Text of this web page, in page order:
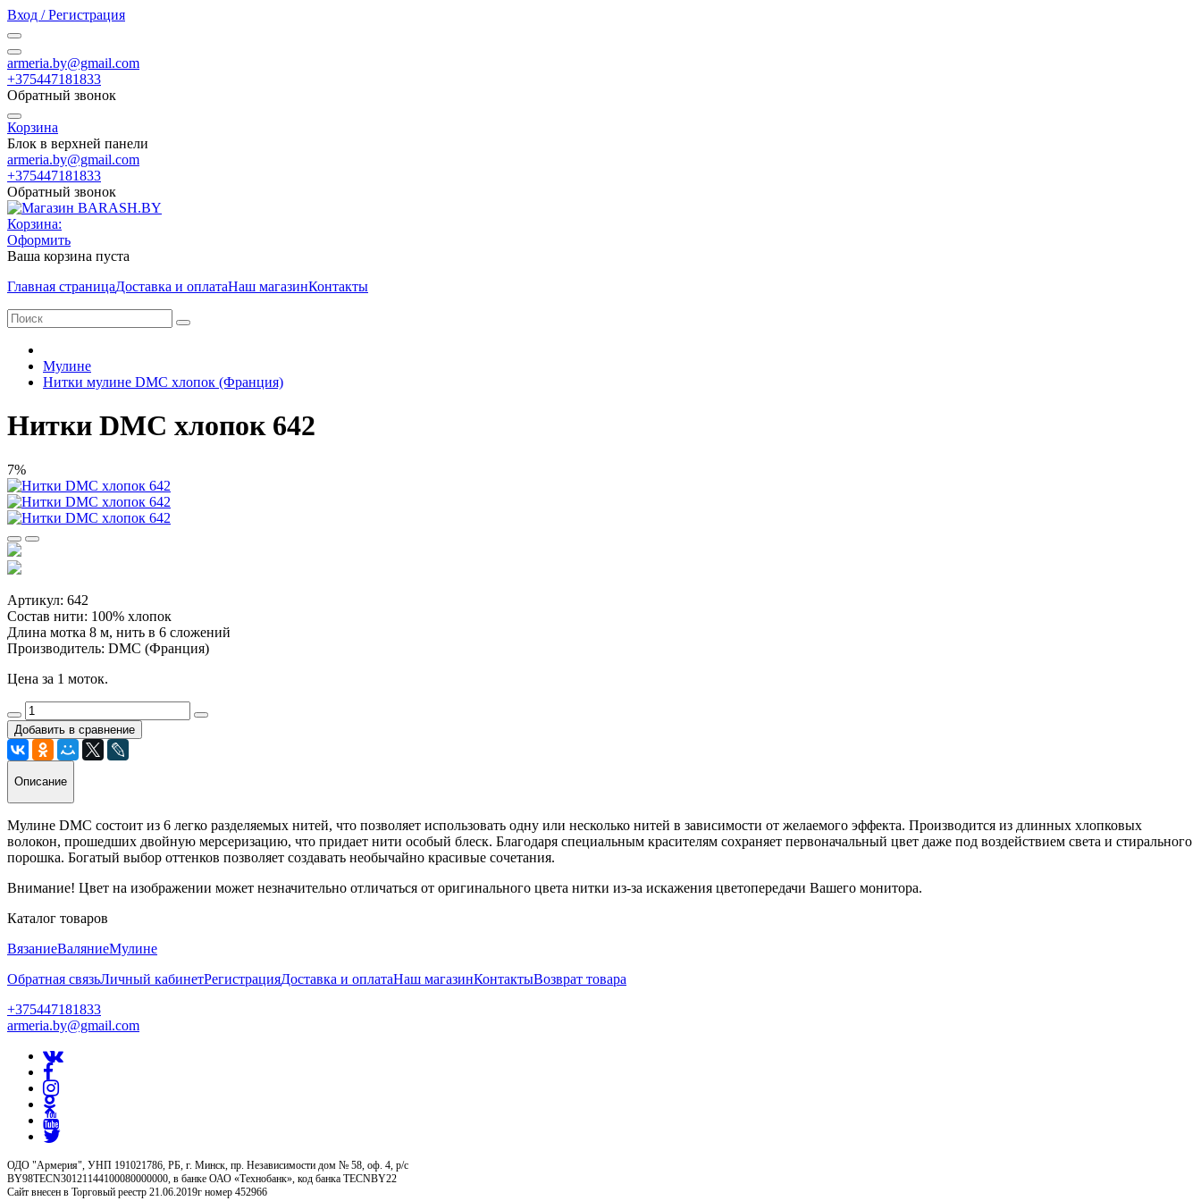
Вход / Регистрация
armeria.by@gmail.com
+375447181833
Обратный звонок
Корзина
Блок в верхней панели
armeria.by@gmail.com
+375447181833
Обратный звонок
Корзина:
Оформить
Ваша корзина пуста
Главная страницаДоставка и оплатаНаш магазинКонтакты
Мулине
Нитки мулине DMC хлопок (Франция)
Нитки DMC хлопок 642
7%
Артикул: 642
Состав нити: 100% хлопок
Длина мотка 8 м, нить в 6 сложений
Производитель: DMC (Франция)
Цена за 1 моток.
Добавить в сравнение
Описание
Мулине DMC состоит из 6 легко разделяемых нитей, что позволяет использовать одну или несколько нитей в зависимости от желаемого эффекта. Производится из длинных хлопковых
волокон, прошедших двойную мерсеризацию, что придает нити особый блеск. Благодаря специальным красителям сохраняет первоначальный цвет даже под воздействием света и стирального
порошка. Богатый выбор оттенков позволяет создавать необычайно красивые сочетания.
Внимание! Цвет на изображении может незначительно отличаться от оригинального цвета нитки из-за искажения цветопередачи Вашего монитора.
Каталог товаров
ВязаниеВаляниеМулине
Обратная связьЛичный кабинетРегистрацияДоставка и оплатаНаш магазинКонтактыВозврат товара
+375447181833
armeria.by@gmail.com
ОДО "Армерия", УНП 191021786, РБ, г. Минск, пр. Независимости дом № 58, оф. 4, р/с
BY98TECN30121144100080000000, в банке ОАО «Технобанк», код банка TECNBY22
Сайт внесен в Торговый реестр 21.06.2019г номер 452966